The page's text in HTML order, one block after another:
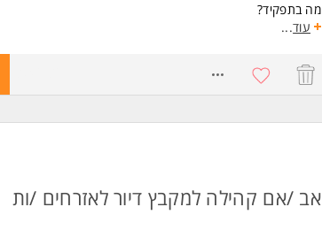
מה בתפקיד?
ליווי וסיוע למתמודדים בפיתוח מיומנויות אישיות,
תינתן הכשרה מקצועית קבועה!
עבודה במשרה מלאה עם שעות גמישות
דרישות:
עוד...
אב /אם קהילה למקבץ דיור לאזרחים /ות